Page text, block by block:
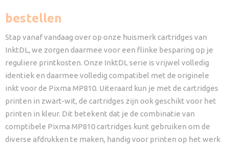
bestellen
Stap vanaf vandaag over op onze huismerk cartridges van
InktDL, we zorgen daarmee voor een flinke besparing op je
reguliere printkosten. Onze InktDL serie is vrijwel volledig
identiek en daarmee volledig compatibel met de originele
inkt voor de Pixma MP810. Uiteraard kun je met de cartridges
printen in zwart-wit, de cartridges zijn ook geschikt voor het
printen in kleur. Dit betekent dat je de combinatie van
comptibele Pixma MP810 cartridges kunt gebruiken om de
diverse afdrukken te maken, handig voor printen op het werk